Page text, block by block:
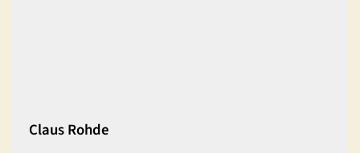
Claus Rohde